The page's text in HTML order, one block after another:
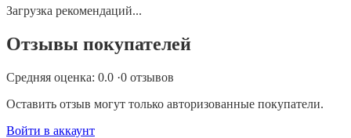
Загрузка рекомендаций...
Отзывы покупателей
Средняя оценка: 0.0 ·0 отзывов
Оставить отзыв могут только авторизованные покупатели.
Войти в аккаунт